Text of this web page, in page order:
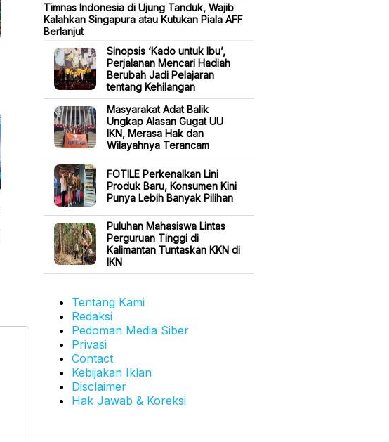
Timnas Indonesia di Ujung Tanduk, Wajib
Kalahkan Singapura atau Kutukan Piala AFF
Berlanjut
Sinopsis ‘Kado untuk Ibu’,
Perjalanan Mencari Hadiah
Berubah Jadi Pelajaran
tentang Kehilangan
Masyarakat Adat Balik
Ungkap Alasan Gugat UU
IKN, Merasa Hak dan
Wilayahnya Terancam
FOTILE Perkenalkan Lini
Produk Baru, Konsumen Kini
Punya Lebih Banyak Pilihan
Puluhan Mahasiswa Lintas
Perguruan Tinggi di
Kalimantan Tuntaskan KKN di
IKN
Tentang Kami
Redaksi
Pedoman Media Siber
Privasi
Contact
Kebijakan Iklan
Disclaimer
Hak Jawab & Koreksi